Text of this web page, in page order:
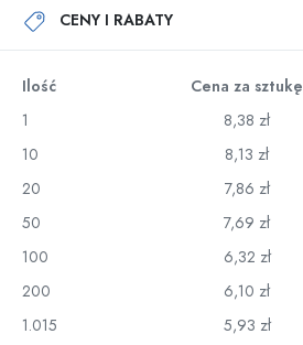
CENY I RABATY
Ilość Cena za sztukę
1
8,38 zł
10
8,13 zł
20
7,86 zł
50
7,69 zł
100
6,32 zł
200
6,10 zł
1.015
5,93 zł